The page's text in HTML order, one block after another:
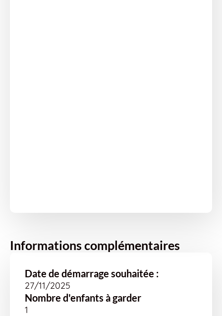
Informations complémentaires
Date de démarrage souhaitée :
27/11/2025
Nombre d'enfants à garder
1